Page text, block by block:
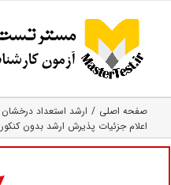
content
صفحه اصلی
ارشد استعداد درخشان
اعلام جزئیات پذیرش ارشد بدون کنکور ۱۴۰۱ دانشگاه نیشابور